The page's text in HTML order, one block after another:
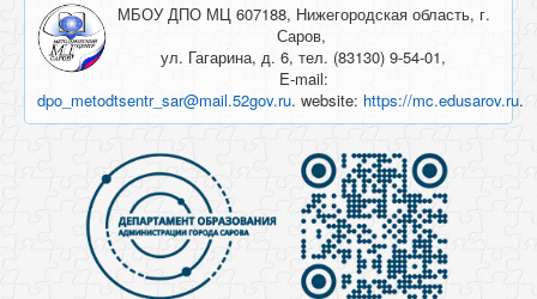
МБОУ ДПО МЦ 607188, Нижегородская область, г.
Саров,
ул. Гагарина, д. 6, тел. (83130) 9-54-01,
E-mail:
dpo_metodtsentr_sar@mail.52gov.ru. website: https://mc.edusarov.ru.